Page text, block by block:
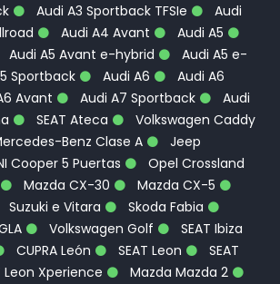
Audi A3 Sportback TFSIe
Audi
Audi A4 Avant
Audi A5
Audi A5 Avant e-hybrid
Audi A5 e-
Sportback Audi A6
Audi A6
Avant Audi A7 Sportback
Audi
SEAT Ateca
Volkswagen Caddy
Benz Clase A
Jeep
Cooper 5 Puertas
Opel Crossland
Mazda CX-30
Mazda CX-5
Suzuki e Vitara
Skoda Fabia
Volkswagen Golf
SEAT Ibiza
CUPRA León SEAT Leon
SEAT
Leon Xperience
Mazda Mazda 2